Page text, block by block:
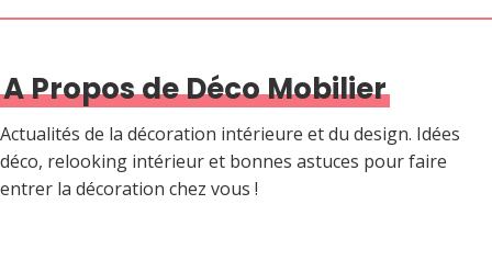
A Propos de Déco Mobilier
Actualités de la décoration intérieure et du design. Idées
déco, relooking intérieur et bonnes astuces pour faire
entrer la décoration chez vous !